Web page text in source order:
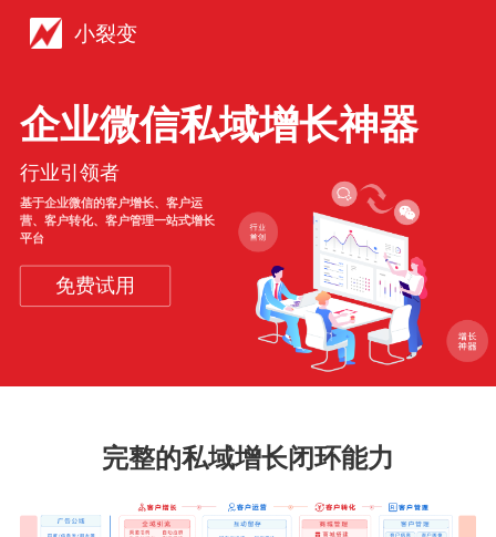
小裂变
企业微信私域增长神器
行业引领者
基于企业微信的客户增长、客户运
营、客户转化、客户管理一站式增长
平台
免费试用
完整的私域增长闭环能力